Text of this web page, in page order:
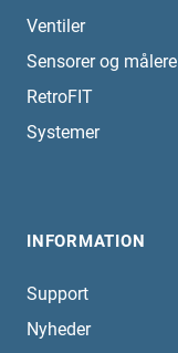
Ventiler
Sensorer og målere
RetroFIT
Systemer
INFORMATION
Support
Nyheder